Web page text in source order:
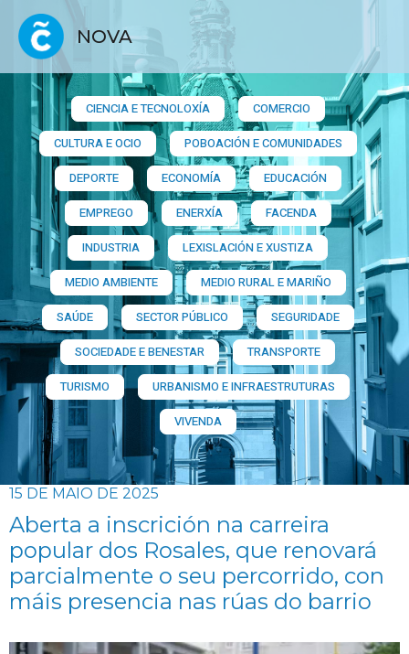
NOVA
CIENCIA E TECNOLOXÍA
COMERCIO
CULTURA E OCIO
POBOACIÓN E COMUNIDADES
DEPORTE
ECONOMÍA
EDUCACIÓN
EMPREGO
ENERXÍA
FACENDA
INDUSTRIA
LEXISLACIÓN E XUSTIZA
MEDIO AMBIENTE
MEDIO RURAL E MARIÑO
SAÚDE
SECTOR PÚBLICO
SEGURIDADE
SOCIEDADE E BENESTAR
TRANSPORTE
TURISMO
URBANISMO E INFRAESTRUTURAS
VIVENDA
15 DE MAIO DE 2025
Aberta a inscrición na carreira
popular dos Rosales, que renovará
parcialmente o seu percorrido, con
máis presencia nas rúas do barrio